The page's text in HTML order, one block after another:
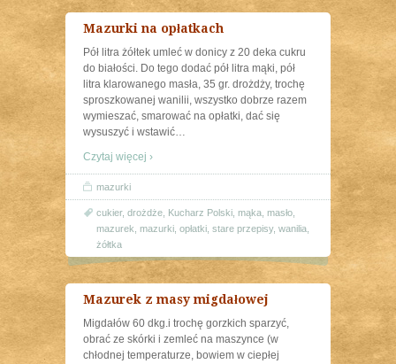
Mazurki na opłatkach
Pół litra żółtek umleć w donicy z 20 deka cukru
do białości. Do tego dodać pół litra mąki, pół
litra klarowanego masła, 35 gr. drożdży, trochę
sproszkowanej wanilii, wszystko dobrze razem
wymieszać, smarować na opłatki, dać się
wysuszyć i wstawić…
Czytaj więcej ›
mazurki
cukier, drożdże Kucharz Polski mąka masło
mazurek mazurki opłatki stare przepisy, wanilia
żółtka
Mazurek z masy migdałowej
Migdałów 60 dkg.i trochę gorzkich sparzyć,
obrać ze skórki i zemleć na maszynce (w
chłodnej temperaturze, bowiem w ciepłej